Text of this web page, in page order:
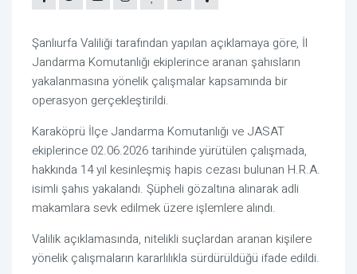
Şanlıurfa Valiliği tarafından yapılan açıklamaya göre, İl
Jandarma Komutanlığı ekiplerince aranan şahısların
yakalanmasına yönelik çalışmalar kapsamında bir
operasyon gerçekleştirildi.
Karaköprü İlçe Jandarma Komutanlığı ve JASAT
ekiplerince 02.06.2026 tarihinde yürütülen çalışmada,
hakkında 14 yıl kesinleşmiş hapis cezası bulunan H.R.A.
isimli şahıs yakalandı. Şüpheli gözaltına alınarak adli
makamlara sevk edilmek üzere işlemlere alındı.
Valilik açıklamasında, nitelikli suçlardan aranan kişilere
yönelik çalışmaların kararlılıkla sürdürüldüğü ifade edildi.